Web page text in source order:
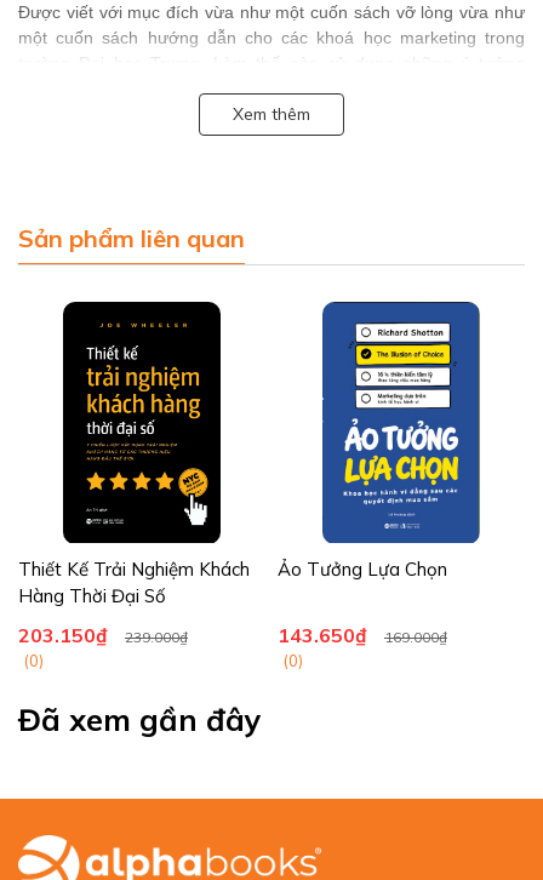
Được viết với mục đích vừa như một cuốn sách vỡ lòng vừa như
một cuốn sách hướng dẫn cho các khoá học marketing trong
trường Đại học Trump, Làm thế nào sử dụng những ý tưởng
các thông tin và chiến lược cần thiết để marketing thành công sản
phẩm hoặc dịch vụ. Dù bạn bán cái gì và bán như thế nào, bạn
Tính cập nhật của cuốn sách được thể hiện qua những kiến thức
mới, khi sự cạnh tranh ngày một khốc liệt thì marketing-mix không
Xem thêm
Sản phẩm liên quan
Thiết Kế Trải Nghiệm Khách
Hàng Thời Đại Số
203.150₫ 239.000₫
(0)
Ảo Tưởng Lựa Chọn
143.650₫ 169.000₫
(0)
Đã xem gần đây